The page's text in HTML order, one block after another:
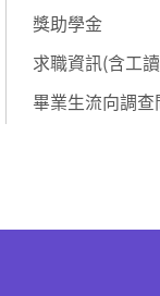
獎助學金
求職資訊(含工
畢業生流向調